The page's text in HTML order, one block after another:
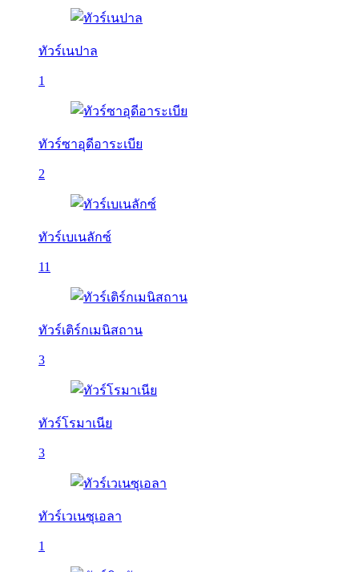
ทัวร์เนปาล
1
ทัวร์ซาอุดีอาระเบีย
2
ทัวร์เบเนลักซ์
11
ทัวร์เติร์กเมนิสถาน
3
ทัวร์โรมาเนีย
3
ทัวร์เวเนซุเอลา
1